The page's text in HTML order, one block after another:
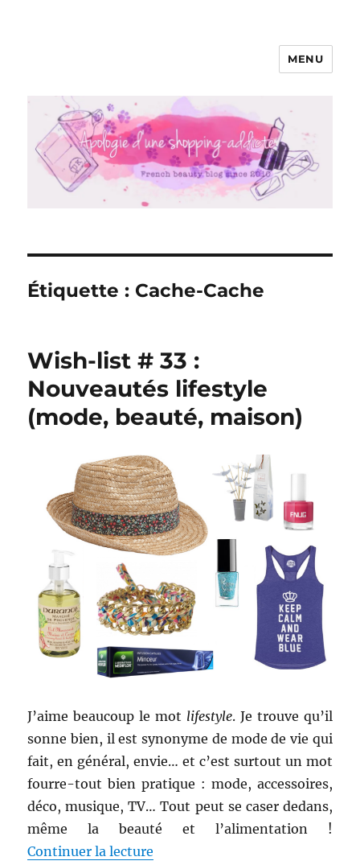
Apologie d'une Shopping-addicte
MENU
Étiquette : Cache-Cache
Wish-list # 33 :
Nouveautés lifestyle
(mode, beauté, maison)
J’aime beaucoup le mot lifestyle. Je trouve qu’il
sonne bien, il est synonyme de mode de vie qui
fait, en général, envie… et c’est surtout un mot
fourre-tout bien pratique : mode, accessoires,
déco, musique, TV… Tout peut se caser dedans,
même la beauté et l’alimentation !
Continuer la lecture